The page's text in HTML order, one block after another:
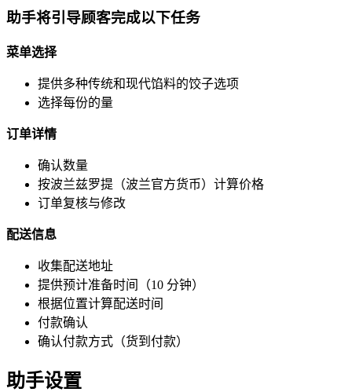
助手将引导顾客完成以下任务
菜单选择
提供多种传统和现代馅料的饺子选项
选择每份的量
订单详情
确认数量
按波兰兹罗提（波兰官方货币）计算价格
订单复核与修改
配送信息
收集配送地址
提供预计准备时间（10 分钟）
根据位置计算配送时间
付款确认
确认付款方式（货到付款）
助手设置